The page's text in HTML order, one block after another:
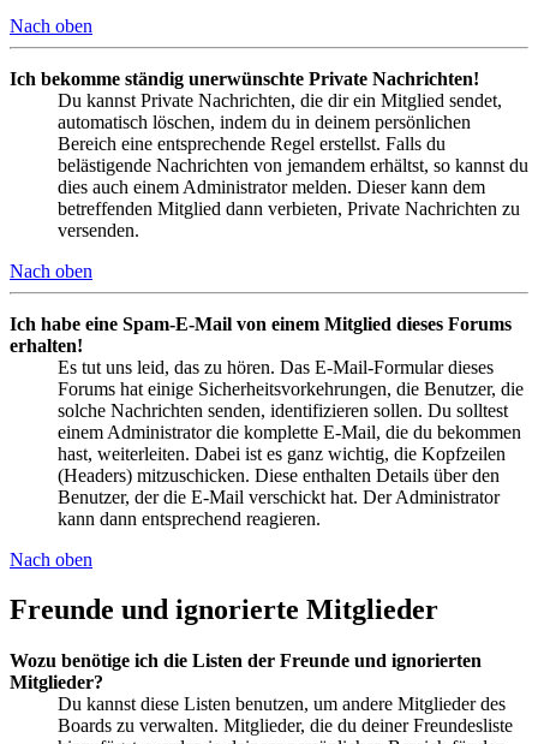
Nach oben
Ich bekomme ständig unerwünschte Private Nachrichten!
Du kannst Private Nachrichten, die dir ein Mitglied sendet,
automatisch löschen, indem du in deinem persönlichen
Bereich eine entsprechende Regel erstellst. Falls du
belästigende Nachrichten von jemandem erhältst, so kannst du
dies auch einem Administrator melden. Dieser kann dem
betreffenden Mitglied dann verbieten, Private Nachrichten zu
versenden.
Nach oben
Ich habe eine Spam-E-Mail von einem Mitglied dieses Forums
erhalten!
Es tut uns leid, das zu hören. Das E-Mail-Formular dieses
Forums hat einige Sicherheitsvorkehrungen, die Benutzer, die
solche Nachrichten senden, identifizieren sollen. Du solltest
einem Administrator die komplette E-Mail, die du bekommen
hast, weiterleiten. Dabei ist es ganz wichtig, die Kopfzeilen
(Headers) mitzuschicken. Diese enthalten Details über den
Benutzer, der die E-Mail verschickt hat. Der Administrator
kann dann entsprechend reagieren.
Nach oben
Freunde und ignorierte Mitglieder
Wozu benötige ich die Listen der Freunde und ignorierten
Mitglieder?
Du kannst diese Listen benutzen, um andere Mitglieder des
Boards zu verwalten. Mitglieder, die du deiner Freundesliste